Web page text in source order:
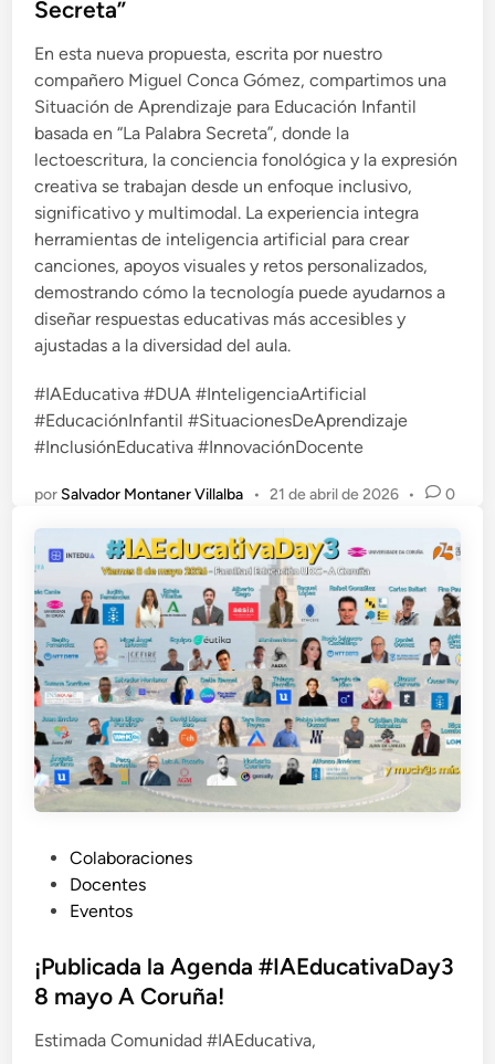
d
o
e
n
Secreta”
En esta nueva propuesta, escrita por nuestro
compañero Miguel Conca Gómez, compartimos una
Situación de Aprendizaje para Educación Infantil
basada en “La Palabra Secreta”, donde la
lectoescritura, la conciencia fonológica y la expresión
creativa se trabajan desde un enfoque inclusivo,
significativo y multimodal. La experiencia integra
herramientas de inteligencia artificial para crear
canciones, apoyos visuales y retos personalizados,
demostrando cómo la tecnología puede ayudarnos a
diseñar respuestas educativas más accesibles y
ajustadas a la diversidad del aula.
#IAEducativa #DUA #InteligenciaArtificial
#EducaciónInfantil #SituacionesDeAprendizaje
#InclusiónEducativa #InnovaciónDocente
porSalvador Montaner Villalba • 21 de abril de 2026 • 0
i
c
d
Colaboraciones
Docentes
Eventos
¡Publicada la Agenda #IAEducativaDay3
8 mayo A Coruña!
Estimada Comunidad #IAEducativa,